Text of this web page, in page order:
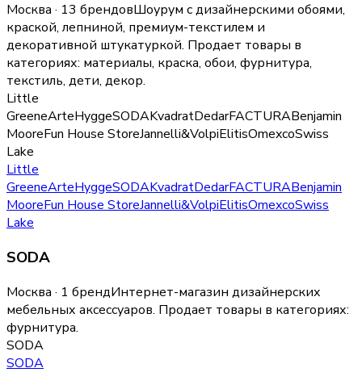
Москва · 13 брендовШоурум с дизайнерскими обоями,
краской, лепниной, премиум-текстилем и
декоративной штукатуркой. Продает товары в
категориях: материалы, краска, обои, фурнитура,
текстиль, дети, декор.
Little
GreeneArteHyggeSODAKvadratDedarFACTURABenjamin
MooreFun House StoreJannelli&VolpiElitisOmexcoSwiss
Lake
Little
GreeneArteHyggeSODAKvadratDedarFACTURABenjamin
MooreFun House StoreJannelli&VolpiElitisOmexcoSwiss
Lake
SODA
Москва · 1 брендИнтернет-магазин дизайнерских
мебельных аксессуаров. Продает товары в категориях:
фурнитура.
SODA
SODA